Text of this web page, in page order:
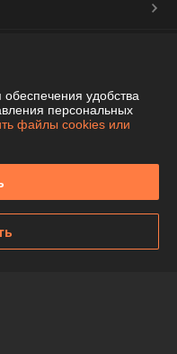
удобства
персональных
файлы cookies или